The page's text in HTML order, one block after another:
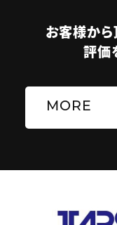
お客様か
評価
MORE